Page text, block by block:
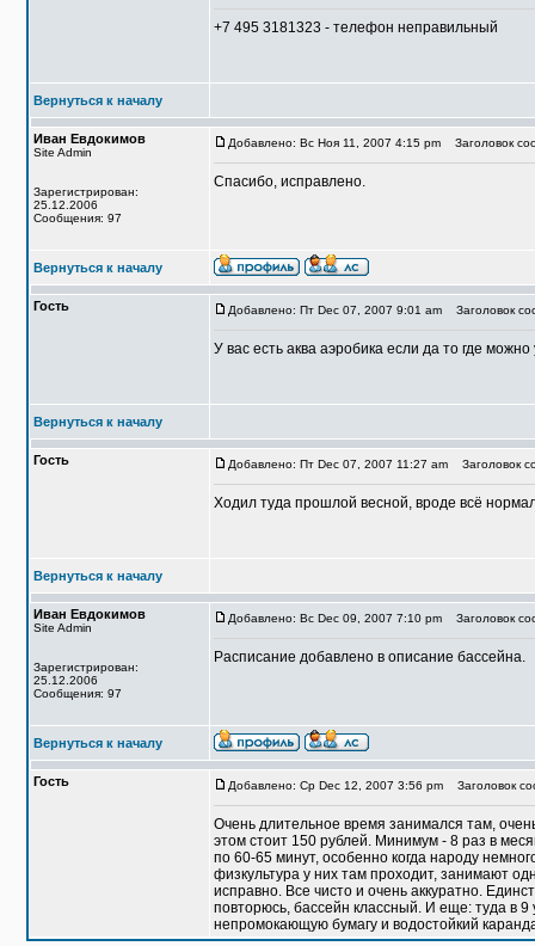
+7 495 3181323 - телефон неправильный
Вернуться к началу
Иван Евдокимов
Site Admin
Зарегистрирован:
25.12.2006
Сообщения: 97
Добавлено: Вс Ноя 11, 2007 4:15 pm Заголовок
Спасибо, исправлено.
Вернуться к началу
Гость Добавлено: Пт Dec 07, 2007 9:01 am Заголовок
У вас есть аква аэробика если да то где
Вернуться к началу
Гость Добавлено: Пт Dec 07, 2007 11:27 am Заголовок
Ходил туда прошлой весной, вроде всё
Вернуться к началу
Иван Евдокимов
Site Admin
Зарегистрирован:
25.12.2006
Сообщения: 97
Добавлено: Вс Dec 09, 2007 7:10 pm Заголовок
Расписание добавлено в описание бассейна.
Вернуться к началу
Гость Добавлено: Ср Dec 12, 2007 3:56 pm Заголовок
Очень длительное время занимался там,
этом стоит 150 рублей. Минимум - 8 раз в
по 60-65 минут, особенно когда народу
физкультура у них там проходит, занимают
исправно. Все чисто и очень аккуратно.
повторюсь, бассейн классный. И еще: туда в
непромокающую бумагу и водостойкий